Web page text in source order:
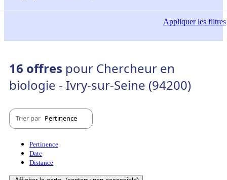
Appliquerles filtres
16 offres pour Chercheur en
biologie - Ivry-sur-Seine (94200)
Trier par Pertinence
Pertinence
Date
Distance